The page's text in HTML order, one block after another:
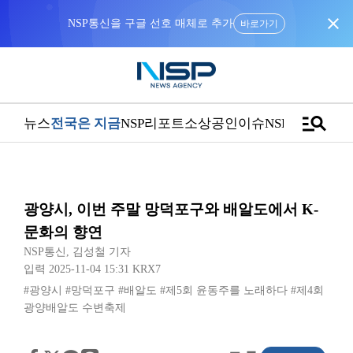
바로가기 close
뉴스전국은 지금NSP리포트소상공인이슈NSPTVmanage_search
광양시, 이번 주말 망덕포구와 배알도에서 K-
문화의 향연
NSP통신 , 김성철 기자
입력 2025-11-04 15:31 KRX7
#광양시
#망덕포구 #배알도 #제5회 윤동주를 노래하다 #제4회
광양배알도 수변축제